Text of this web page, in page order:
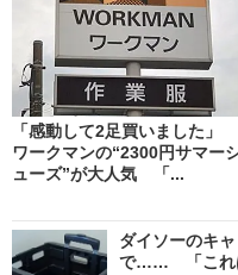
「感動して2足買いました」
ワークマンの“2300円サマー
ューズ”が大人気 「...
ダイソーのキ
で…… 「これ